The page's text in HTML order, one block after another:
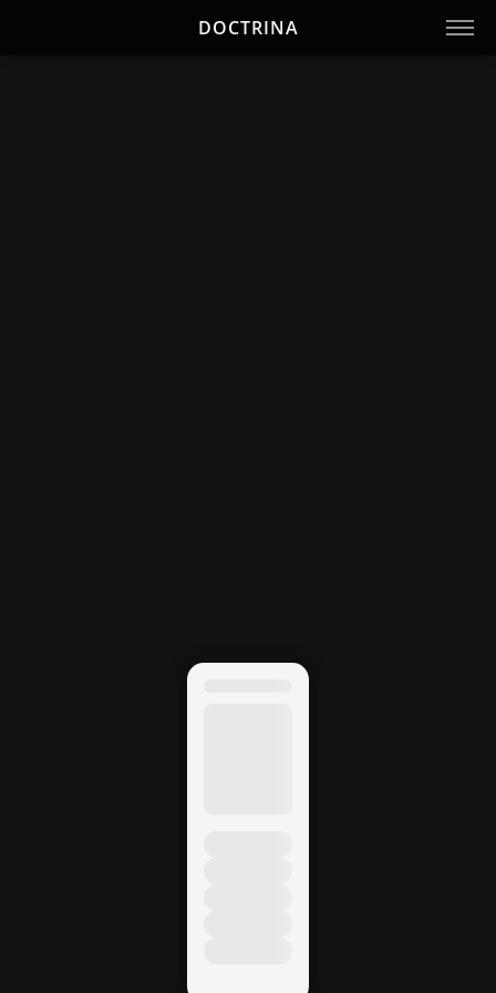
DOCTRINA